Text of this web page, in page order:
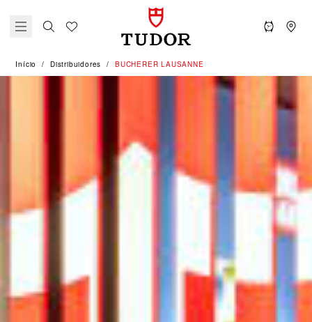
Início Distribuidores ‭BUCHERER LAUSANNE‬